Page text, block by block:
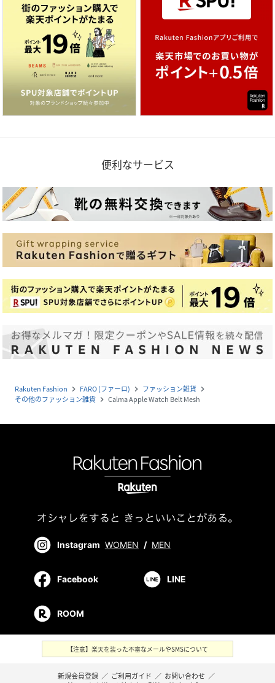
便利なサービス
Rakuten Fashion navigate_next FARO (ファーロ) navigate_next ファッション雑貨 navigate_next
その他のファッション雑貨 navigate_next Calma Apple Watch Belt Mesh
Instagram WOMEN / MEN
Facebook LINE
ROOM
【注意】楽天を装った不審なメールやSMSについて
新規会員登録 ／ ご利用ガイド ／ お問い合わせ ／